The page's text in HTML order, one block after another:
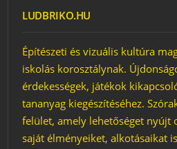
LUDBRIKO.HU
Építészeti és vizuális kultúra
iskolás korosztálynak.
érdekességek, játékok
tananyag kiegészítéséhez.
felület, amely lehetőséget nyújt
saját élményeiket, alkotásaikat